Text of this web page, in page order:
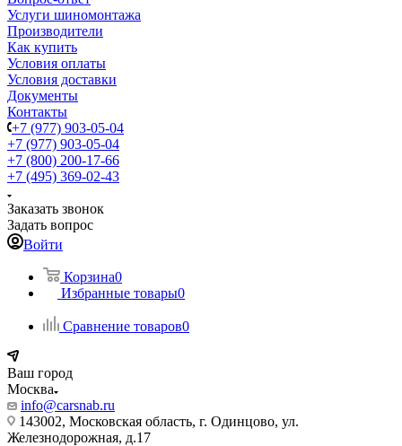
Услуги шиномонтажа
Производители
Как купить
Условия оплаты
Условия доставки
Документы
Контакты
+7 (977) 903-05-04
+7 (977) 903-05-04
+7 (800) 200-17-66
+7 (495) 369-02-43
Заказать звонок
Задать вопрос
Войти
Корзина0
Избранные товары0
Сравнение товаров0
Ваш город
Москва
info@carsnab.ru
143002, Московская область, г. Одинцово, ул.
Железнодорожная, д.17